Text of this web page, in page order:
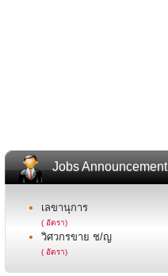
Jobs Announcement
เลขานุการ
( อัตรา)
วิศวกรขาย ช/ญ
( อัตรา)